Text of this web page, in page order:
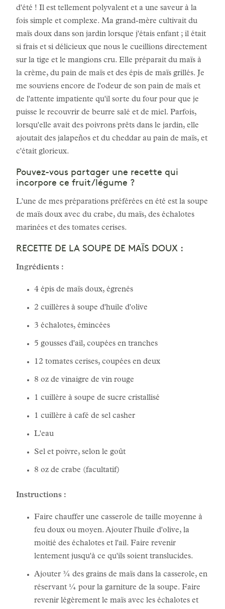
d'été ! Il est tellement polyvalent et a une saveur à la
fois simple et complexe. Ma grand-mère cultivait du
maïs doux dans son jardin lorsque j'étais enfant ; il était
si frais et si délicieux que nous le cueillions directement
sur la tige et le mangions cru. Elle préparait du maïs à
la crème, du pain de maïs et des épis de maïs grillés. Je
me souviens encore de l'odeur de son pain de maïs et
de l'attente impatiente qu'il sorte du four pour que je
puisse le recouvrir de beurre salé et de miel. Parfois,
lorsqu'elle avait des poivrons prêts dans le jardin, elle
ajoutait des jalapeños et du cheddar au pain de maïs, et
c'était glorieux.
Pouvez-vous partager une recette qui
incorpore ce fruit/légume ?
L'une de mes préparations préférées en été est la soupe
de maïs doux avec du crabe, du maïs, des échalotes
marinées et des tomates cerises.
RECETTE DE LA SOUPE DE MAÏS DOUX :
Ingrédients :
4 épis de maïs doux, égrenés
2 cuillères à soupe d'huile d'olive
3 échalotes, émincées
5 gousses d'ail, coupées en tranches
12 tomates cerises, coupées en deux
8 oz de vinaigre de vin rouge
1 cuillère à soupe de sucre cristallisé
1 cuillère à café de sel casher
L'eau
Sel et poivre, selon le goût
8 oz de crabe (facultatif)
Instructions :
Faire chauffer une casserole de taille moyenne à
feu doux ou moyen. Ajouter l'huile d'olive, la
moitié des échalotes et l'ail. Faire revenir
lentement jusqu'à ce qu'ils soient translucides.
Ajouter ¾ des grains de maïs dans la casserole, en
réservant ¼ pour la garniture de la soupe. Faire
revenir légèrement le maïs avec les échalotes et